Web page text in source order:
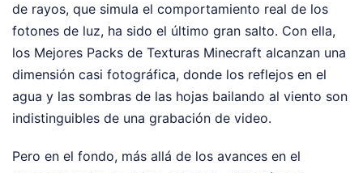
de rayos, que simula el comportamiento real de los
fotones de luz, ha sido el último gran salto. Con ella,
los Mejores Packs de Texturas Minecraft alcanzan una
dimensión casi fotográfica, donde los reflejos en el
agua y las sombras de las hojas bailando al viento son
indistinguibles de una grabación de video.
Pero en el fondo, más allá de los avances en el